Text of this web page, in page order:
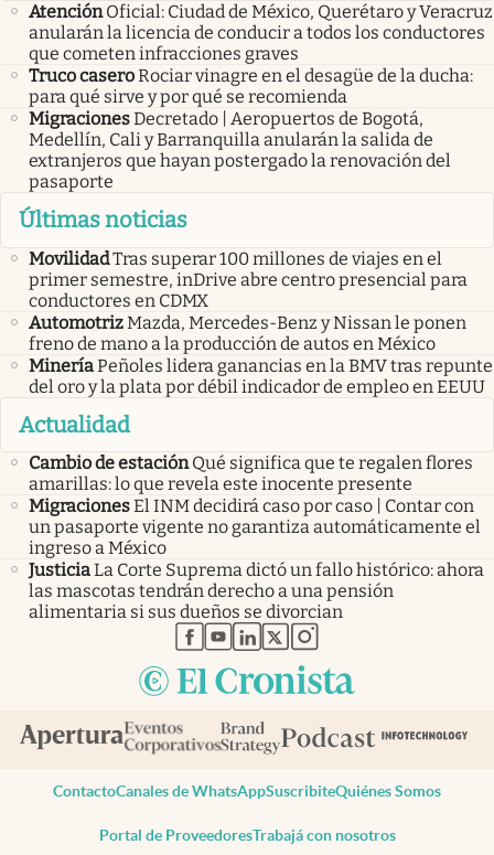
Atención Oficial: Ciudad de México, Querétaro y Veracruz
anularán la licencia de conducir a todos los conductores
que cometen infracciones graves
Truco caseroRociar vinagre en el desagüe de la ducha:
para qué sirve y por qué se recomienda
MigracionesDecretado | Aeropuertos de Bogotá,
Medellín, Cali y Barranquilla anularán la salida de
extranjeros que hayan postergado la renovación del
pasaporte
Últimas noticias
MovilidadTras superar 100 millones de viajes en el
primer semestre, inDrive abre centro presencial para
conductores en CDMX
AutomotrizMazda, Mercedes-Benz y Nissan le ponen
freno de mano a la producción de autos en México
MineríaPeñoles lidera ganancias en la BMV tras repunte
del oro y la plata por débil indicador de empleo en EEUU
Actualidad
Cambio de estación Qué significa que te regalen flores
amarillas: lo que revela este inocente presente
MigracionesEl INM decidirá caso por caso | Contar con
un pasaporte vigente no garantiza automáticamente el
ingreso a México
JusticiaLa Corte Suprema dictó un fallo histórico: ahora
las mascotas tendrán derecho a una pensión
alimentaria si sus dueños se divorcian
abre en nueva pestaña
abre en nueva pestaña
abre en nueva pestaña
abre en nueva pestaña
abre en nueva pestaña
ContactoCanales de WhatsAppSuscribiteQuiénes Somos
Portal de ProveedoresTrabajá con nosotros